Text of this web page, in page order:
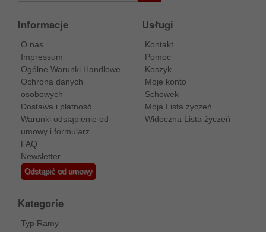
Informacje
O nas
Impressum
Ogólne Warunki Handlowe
Ochrona danych
osobowych
Dostawa i platność
Warunki odstąpienie od
umowy i formularz
FAQ
Newsletter
Odstąpić od umowy
Usługi
Kontakt
Pomoc
Koszyk
Moje konto
Schowek
Moja Lista życzeń
Widoczna Lista życzeń
Kategorie
Typ Ramy